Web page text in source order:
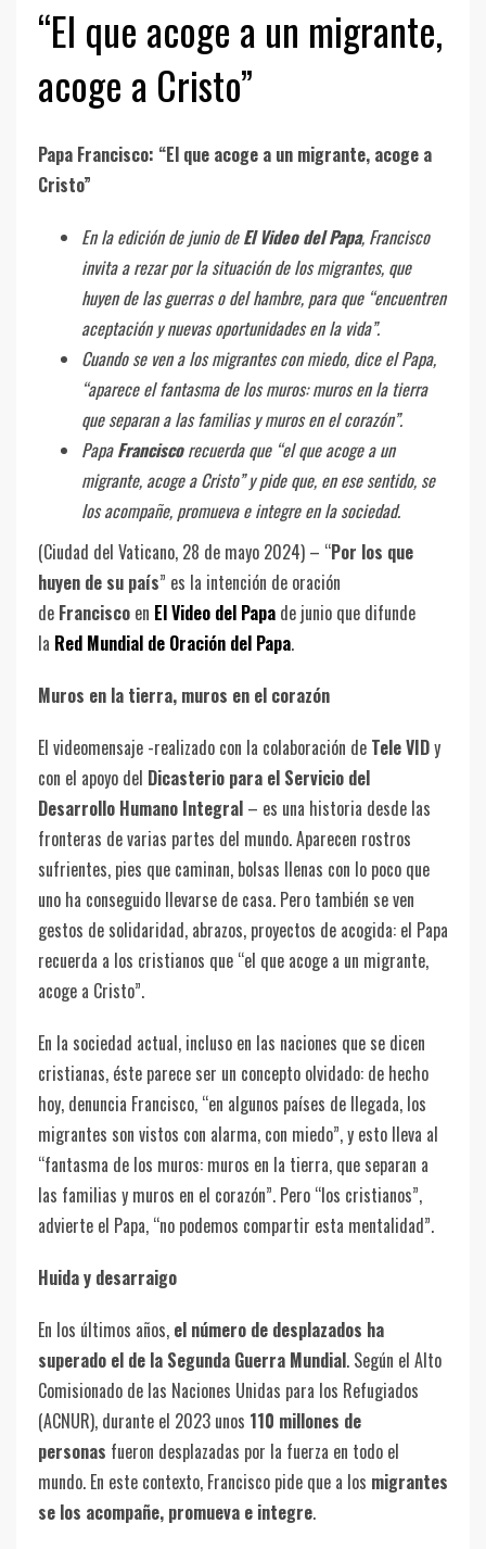
“El que acoge a un migrante,
acoge a Cristo”
Papa Francisco: “El que acoge a un migrante, acoge a
Cristo”
En la edición de junio deEl Video del Papa, Francisco
invita a rezar por la situación de los migrantes, que
huyen de las guerras o del hambre, para que “encuentren
aceptación y nuevas oportunidades en la vida”.
Cuando se ven a los migrantes con miedo, dice el Papa,
“aparece el fantasma de los muros: muros en la tierra
que separan a las familias y muros en el corazón”.
PapaFranciscorecuerda que “el que acoge a un
migrante, acoge a Cristo” y pide que, en ese sentido, se
los acompañe, promueva e integre en la sociedad.
(Ciudad del Vaticano, 28 de mayo 2024) – “Por los que
huyen de su país” es la intención de oración
de Francisco en El Video del Papa de junio que difunde
la Red Mundial de Oración del Papa.
Muros en la tierra, muros en el corazón
El videomensaje -realizado con la colaboración de Tele VIDy
con el apoyo del Dicasterio para el Servicio del
Desarrollo Humano Integral – es una historia desde las
fronteras de varias partes del mundo. Aparecen rostros
sufrientes, pies que caminan, bolsas llenas con lo poco que
uno ha conseguido llevarse de casa. Pero también se ven
gestos de solidaridad, abrazos, proyectos de acogida: el Papa
recuerda a los cristianos que “el que acoge a un migrante,
acoge a Cristo”.
En la sociedad actual, incluso en las naciones que se dicen
cristianas, éste parece ser un concepto olvidado: de hecho
hoy, denuncia Francisco, “en algunos países de llegada, los
migrantes son vistos con alarma, con miedo”, y esto lleva al
“fantasma de los muros: muros en la tierra, que separan a
las familias y muros en el corazón”. Pero “los cristianos”,
advierte el Papa, “no podemos compartir esta mentalidad”.
Huida y desarraigo
En los últimos años, el número de desplazados ha
superado el de la Segunda Guerra Mundial. Según el Alto
Comisionado de las Naciones Unidas para los Refugiados
(ACNUR), durante el 2023 unos 110 millones de
personas fueron desplazadas por la fuerza en todo el
mundo. En este contexto, Francisco pide que a los migrantes
se los acompañe, promueva e integre.